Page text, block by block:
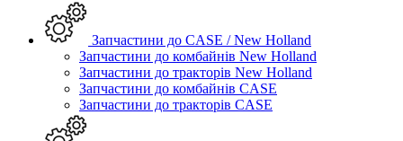
Запчастини до CASE / New Holland
Запчастини до комбайнів New Holland
Запчастини до тракторів New Holland
Запчастини до комбайнів CASE
Запчастини до тракторів CASE